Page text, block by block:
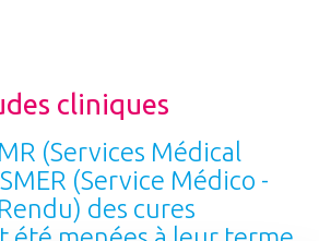
cliniques
(Services Médical
(Service Médico -
des cures